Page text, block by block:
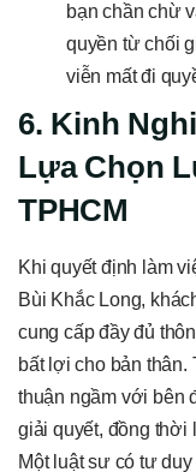
bạn chần chừ
quyền từ chối
viễn mất đi
6. Kinh
Lựa Chọn
TPHCM
Khi quyết định làm
Bùi Khắc Long,
cung cấp đầy đủ
bất lợi cho bản thân.
thuận ngầm với bên
giải quyết, đồng thời
Một luật sư có tư